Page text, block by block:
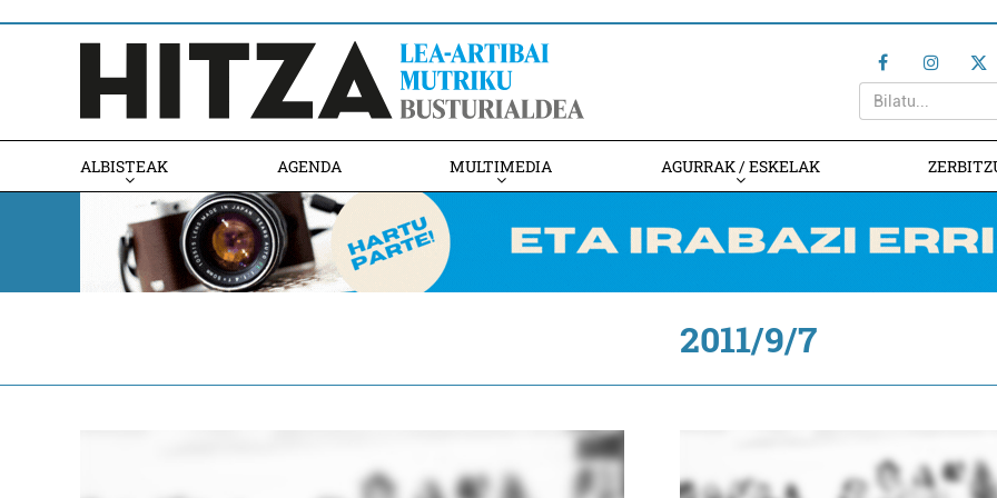
ALBISTEAK AGENDA MULTIMEDIA AGURRAK / ESKELAK
2011/9/7